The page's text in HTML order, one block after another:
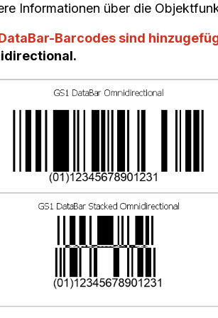
Informationen über die
DataBar-Barcodes sind